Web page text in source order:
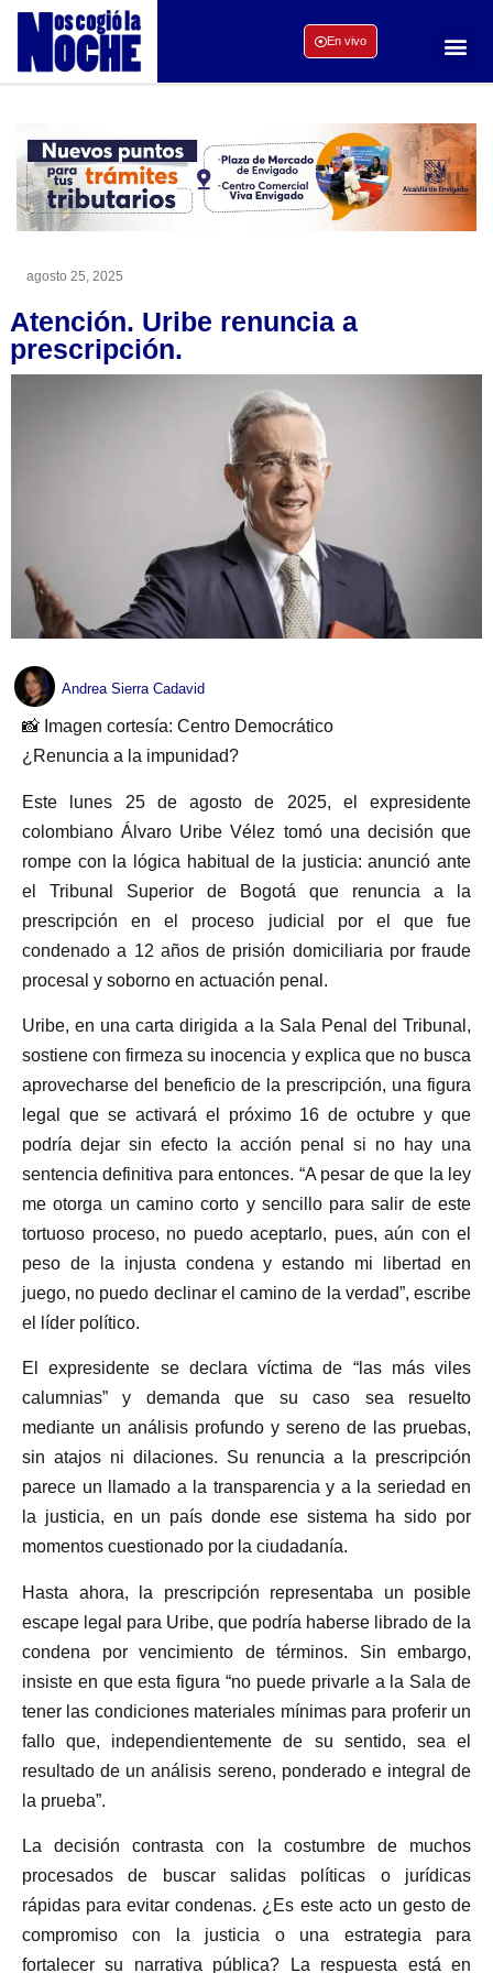
En vivo
agosto 25, 2025
Atención. Uribe renuncia a
prescripción.
Andrea Sierra Cadavid
📸 Imagen cortesía: Centro Democrático
¿Renuncia a la impunidad?
Este lunes 25 de agosto de 2025, el expresidente
colombiano Álvaro Uribe Vélez tomó una decisión que
rompe con la lógica habitual de la justicia: anunció ante
el Tribunal Superior de Bogotá que renuncia a la
prescripción en el proceso judicial por el que fue
condenado a 12 años de prisión domiciliaria por fraude
procesal y soborno en actuación penal.
Uribe, en una carta dirigida a la Sala Penal del Tribunal,
sostiene con firmeza su inocencia y explica que no busca
aprovecharse del beneficio de la prescripción, una figura
legal que se activará el próximo 16 de octubre y que
podría dejar sin efecto la acción penal si no hay una
sentencia definitiva para entonces. “A pesar de que la ley
me otorga un camino corto y sencillo para salir de este
tortuoso proceso, no puedo aceptarlo, pues, aún con el
peso de la injusta condena y estando mi libertad en
juego, no puedo declinar el camino de la verdad”, escribe
el líder político.
El expresidente se declara víctima de “las más viles
calumnias” y demanda que su caso sea resuelto
mediante un análisis profundo y sereno de las pruebas,
sin atajos ni dilaciones. Su renuncia a la prescripción
parece un llamado a la transparencia y a la seriedad en
la justicia, en un país donde ese sistema ha sido por
momentos cuestionado por la ciudadanía.
Hasta ahora, la prescripción representaba un posible
escape legal para Uribe, que podría haberse librado de la
condena por vencimiento de términos. Sin embargo,
insiste en que esta figura “no puede privarle a la Sala de
tener las condiciones materiales mínimas para proferir un
fallo que, independientemente de su sentido, sea el
resultado de un análisis sereno, ponderado e integral de
la prueba”.
La decisión contrasta con la costumbre de muchos
procesados de buscar salidas políticas o jurídicas
rápidas para evitar condenas. ¿Es este acto un gesto de
compromiso con la justicia o una estrategia para
fortalecer su narrativa pública? La respuesta está en